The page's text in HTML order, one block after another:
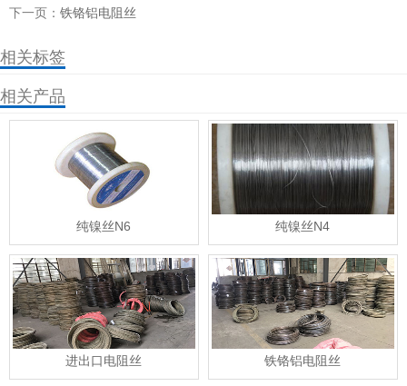
下一页： 铁铬铝电阻丝
相关标签
相关产品
纯镍丝N6 纯镍丝N4
进出口电阻丝 铁铬铝电阻丝